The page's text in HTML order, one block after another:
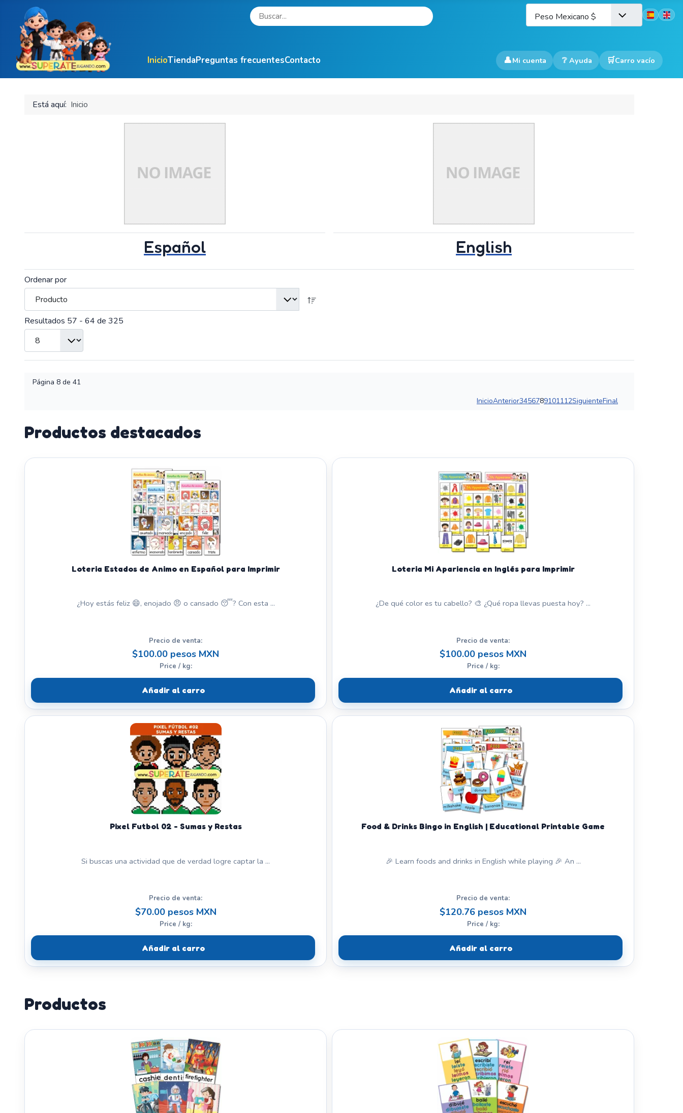
Peso Mexicano $ Seleccione
InicioTiendaPreguntas frecuentesContacto 👤Mi cuenta ❔ Ayuda Carro vacío
Está aquí: Inicio
Español English
Ordenar por
Resultados 57 - 64 de 325
Página 8 de 41
InicioAnterior3456789101112SiguienteFinal
Productos destacados
Loteria Estados de Animo en Español para Imprimir
¿Hoy estás feliz 😄, enojado 😠 o cansado 😴? Con esta ...
Precio de venta:
$100.00 pesos MXN
Price / kg:
Añadir al carro
Loteria Mi Apariencia en Inglés para Imprimir
¿De qué color es tu cabello? 🎨 ¿Qué ropa llevas puesta hoy? ...
Precio de venta:
$100.00 pesos MXN
Price / kg:
Añadir al carro
Pixel Futbol 02 - Sumas y Restas
Si buscas una actividad que de verdad logre captar la ...
Precio de venta:
$70.00 pesos MXN
Price / kg:
Añadir al carro
Food & Drinks Bingo in English | Educational Printable Game
🎉 Learn foods and drinks in English while playing 🎉 An ...
Precio de venta:
$120.76 pesos MXN
Price / kg:
Añadir al carro
Productos